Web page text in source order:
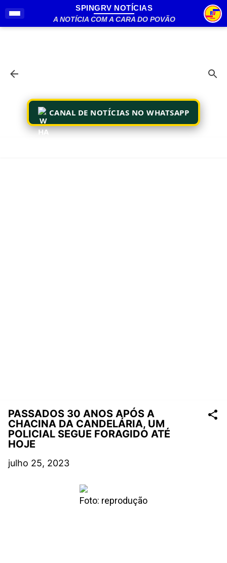
Pular para o conteúdo principal
SPINGRV NOTÍCIAS
A NOTÍCIA COM A CARA DO POVÃO
CANAL DE NOTÍCIAS NO WHATSAPP
PASSADOS 30 ANOS APÓS A
CHACINA DA CANDELÁRIA, UM
POLICIAL SEGUE FORAGIDO ATÉ
HOJE
julho 25, 2023
Foto: reprodução